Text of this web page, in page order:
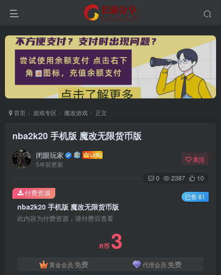
首页 游戏专区 魔改游戏 正文
nba2k20 手机版 魔改无限货币版
闭眼玩家
5年前更新
关注
0 2387 10
nba2k20 手机版 魔改无限货币版
此内容为付费资源，请付费后查看
R币 3
黄金会员 免费 代理会员 免费
付费资源 已售 81
登录
用户名或邮箱